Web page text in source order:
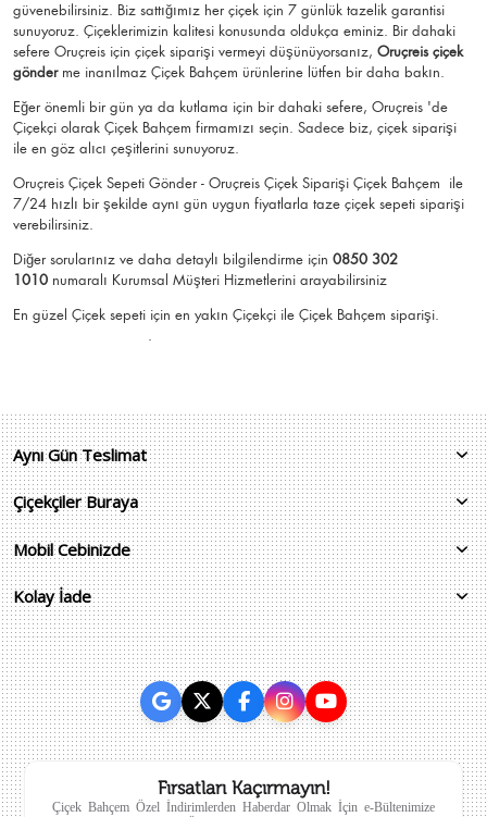
güvenebilirsiniz. Biz sattığımız her çiçek için 7 günlük tazelik garantisi
sunuyoruz. Çiçeklerimizin kalitesi konusunda oldukça eminiz. Bir dahaki
sefere Oruçreis için çiçek siparişi vermeyi düşünüyorsanız, Oruçreis çiçek
gönderme inanılmaz Çiçek Bahçem ürünlerine lütfen bir daha bakın.
Eğer önemli bir gün ya da kutlama için bir dahaki sefere, Oruçreis 'de
Çiçekçi olarak Çiçek Bahçem firmamızı seçin. Sadece biz, çiçek siparişi
ile en göz alıcı çeşitlerini sunuyoruz.
Oruçreis Çiçek Sepeti Gönder - Oruçreis Çiçek Siparişi Çiçek Bahçem ile
7/24 hızlı bir şekilde aynı gün uygun fiyatlarla taze çiçek sepeti siparişi
verebilirsiniz.
Diğer sorularınız ve daha detaylı bilgilendirme için 0850 302
1010 numaralı Kurumsal Müşteri Hizmetlerini arayabilirsiniz
En güzel Çiçek sepeti için en yakın Çiçekçi ile Çiçek Bahçem siparişi.
.
Aynı Gün Teslimat
Çiçekçiler Buraya
Mobil Cebinizde
Kolay İade
Fırsatları Kaçırmayın!
Çiçek Bahçem Özel İndirimlerden Haberdar Olmak İçin e-Bültenimize